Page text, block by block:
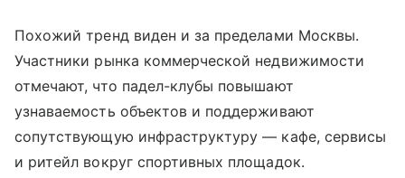
Похожий тренд виден и за пределами Москвы.
Участники рынка коммерческой недвижимости
отмечают, что падел-клубы повышают
узнаваемость объектов и поддерживают
сопутствующую инфраструктуру — кафе, сервисы
и ритейл вокруг спортивных площадок.